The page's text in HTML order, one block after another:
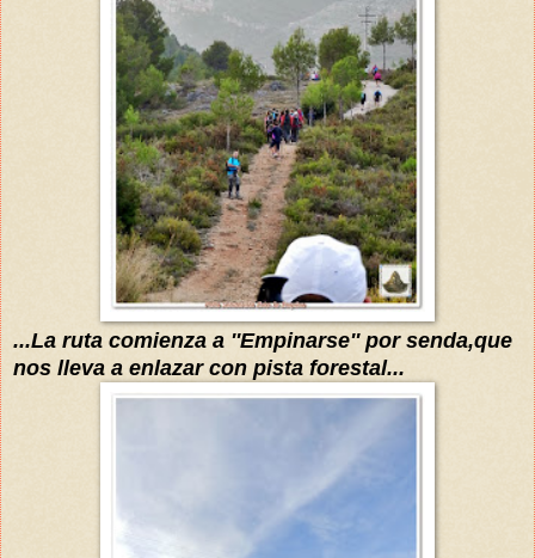
...La ruta comienza a ''Empinarse'' por senda,que
nos lleva a enlazar con pista forestal...